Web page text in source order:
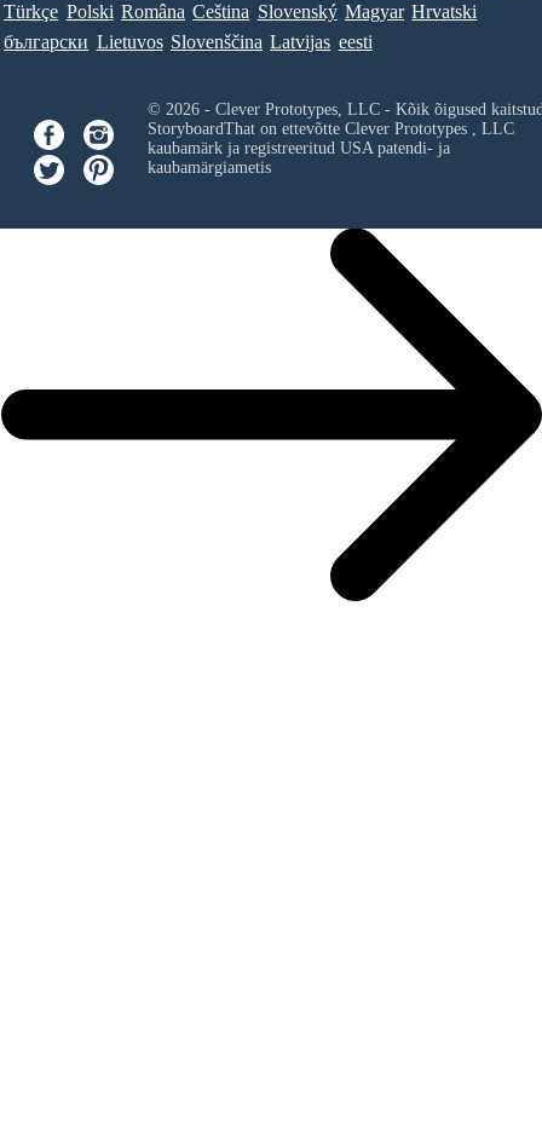
Türkçe Polski Româna Ceština Slovenský Magyar Hrvatski
български Lietuvos Slovenščina Latvijas eesti
© 2026 - Clever Prototypes, LLC - Kõik õigused
StoryboardThat on ettevõtte Clever Prototypes , LLC
kaubamärk ja registreeritud USA patendi- ja
kaubamärgiametis